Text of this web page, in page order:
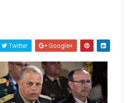
Twitter Google+